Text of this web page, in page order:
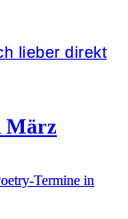
lieber direkt
März
Termine in